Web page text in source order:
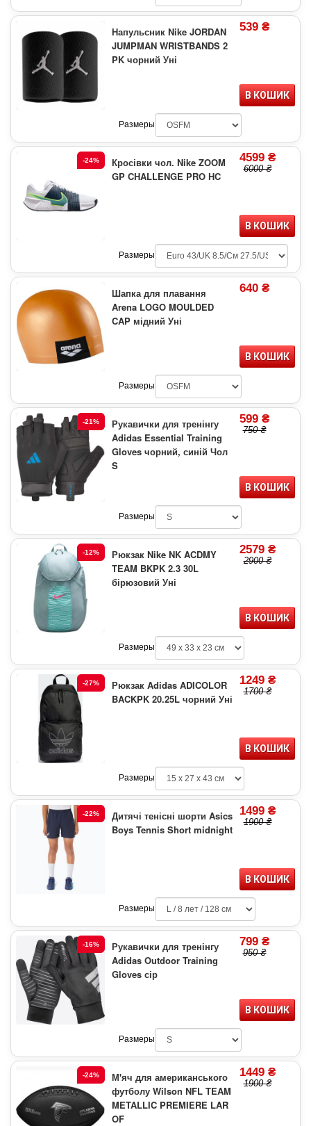
Напульсник Nike JORDAN
JUMPMAN WRISTBANDS 2
PK чорний Уні
539 ₴
В КОШИК
Размеры
-24%
Кросівки чол. Nike ZOOM
GP CHALLENGE PRO HC
4599 ₴
6000 ₴
В КОШИК
Размеры
Шапка для плавання
Arena LOGO MOULDED
CAP мідний Уні
640 ₴
В КОШИК
Размеры
-21%
Рукавички для тренінгу
Adidas Essential Training
Gloves чорний, синій Чол
S
599 ₴
750 ₴
В КОШИК
Размеры
-12%
Рюкзак Nike NK ACDMY
TEAM BKPK 2.3 30L
бірюзовий Уні
2579 ₴
2900 ₴
В КОШИК
Размеры
-27%
Рюкзак Adidas ADICOLOR
BACKPK 20.25L чорний Уні
1249 ₴
1700 ₴
В КОШИК
Размеры
-22%
Дитячі тенісні шорти Asics
Boys Tennis Short midnight
1499 ₴
1900 ₴
В КОШИК
Размеры
-16%
Рукавички для тренінгу
Adidas Outdoor Training
Gloves сір
799 ₴
950 ₴
В КОШИК
Размеры
-24%
М'яч для американського
футболу Wilson NFL TEAM
METALLIC PREMIERE LAR
OF
1449 ₴
1900 ₴